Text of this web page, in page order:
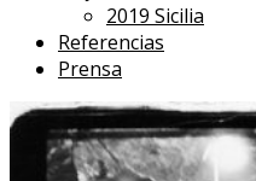
2019 Sicilia
Referencias
Prensa